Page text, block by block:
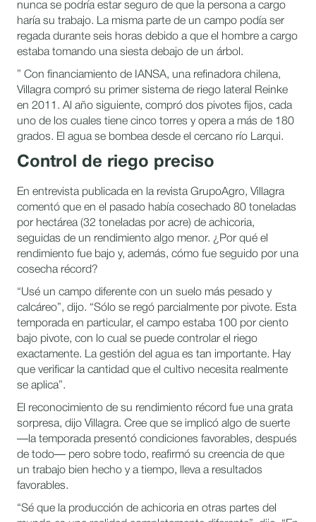
nunca se podría estar seguro de que la persona a cargo
haría su trabajo. La misma parte de un campo podía ser
regada durante seis horas debido a que el hombre a cargo
estaba tomando una siesta debajo de un árbol.
” Con financiamiento de IANSA, una refinadora chilena,
Villagra compró su primer sistema de riego lateral Reinke
en 2011. Al año siguiente, compró dos pivotes fijos, cada
uno de los cuales tiene cinco torres y opera a más de 180
grados. El agua se bombea desde el cercano río Larqui.
Control de riego preciso
En entrevista publicada en la revista GrupoAgro, Villagra
comentó que en el pasado había cosechado 80 toneladas
por hectárea (32 toneladas por acre) de achicoria,
seguidas de un rendimiento algo menor. ¿Por qué el
rendimiento fue bajo y, además, cómo fue seguido por una
cosecha récord?
“Usé un campo diferente con un suelo más pesado y
calcáreo”, dijo. “Sólo se regó parcialmente por pivote. Esta
temporada en particular, el campo estaba 100 por ciento
bajo pivote, con lo cual se puede controlar el riego
exactamente. La gestión del agua es tan importante. Hay
que verificar la cantidad que el cultivo necesita realmente
se aplica”.
El reconocimiento de su rendimiento récord fue una grata
sorpresa, dijo Villagra. Cree que se implicó algo de suerte
—la temporada presentó condiciones favorables, después
de todo— pero sobre todo, reafirmó su creencia de que
un trabajo bien hecho y a tiempo, lleva a resultados
favorables.
“Sé que la producción de achicoria en otras partes del